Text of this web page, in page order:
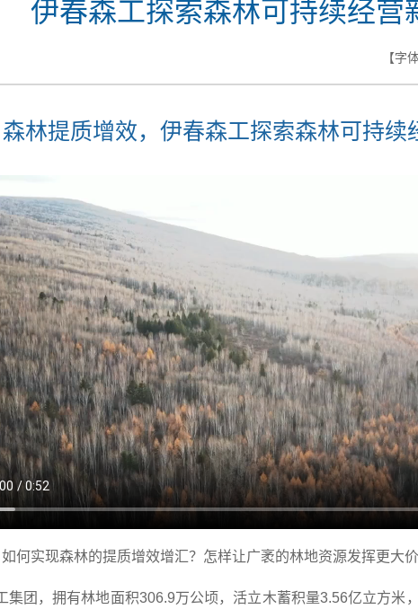
伊春森工探索森林可持续经营
【字
森林提质增效，伊春森工探索森林可持续
何实现森林的提质增效增汇？怎样让广袤的林地资源发挥更大价
集团，拥有林地面积306.9万公顷，活立木蓄积量3.56亿立方米